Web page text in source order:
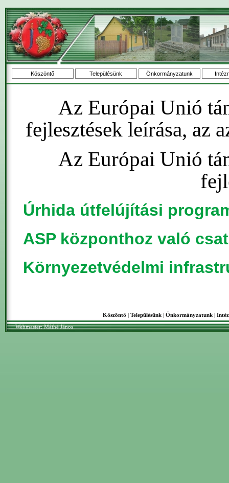
Köszöntő Településünk Önkormányzatunk
Az Európai Unió
fejlesztések leírása, az
Az Európai Unió
Úrhida útfelújítási
ASP központhoz való
Környezetvédelmi
Köszöntő | Településünk | Önkormányzatunk |
Webmaster: Máthé János